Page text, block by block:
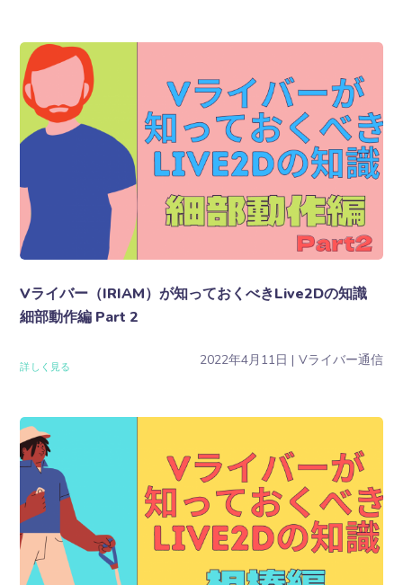
2022年4月11日 Vライバー通信
Vライバー（IRIAM）が知っておくべきLive2Dの知識
細部動作編 Part 2
詳しく見る